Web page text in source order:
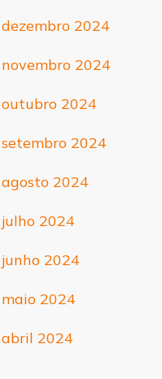
dezembro 2024
novembro 2024
outubro 2024
setembro 2024
agosto 2024
julho 2024
junho 2024
maio 2024
abril 2024